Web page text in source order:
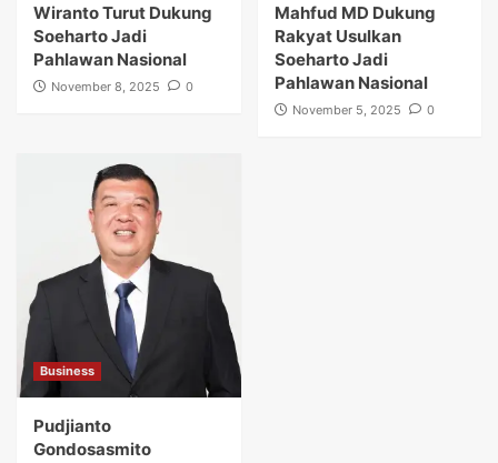
Wiranto Turut Dukung
Soeharto Jadi
Pahlawan Nasional
November 8, 2025 0
Mahfud MD Dukung
Rakyat Usulkan
Soeharto Jadi
Pahlawan Nasional
November 5, 2025 0
Business
Pudjianto
Gondosasmito